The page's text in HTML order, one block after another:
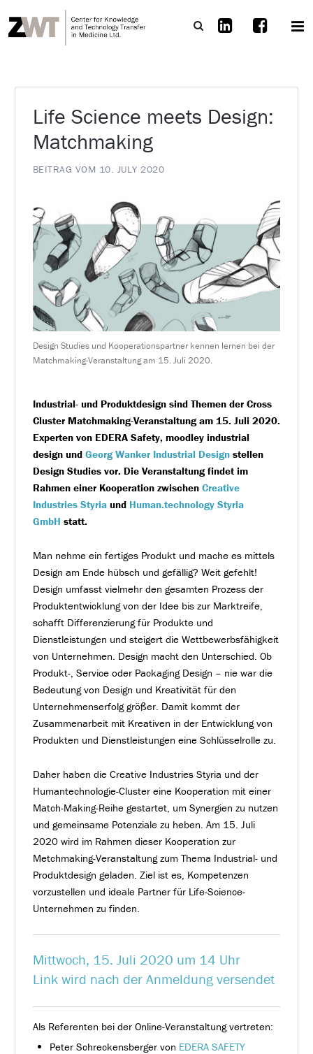
Life Science meets Design:
Matchmaking
BEITRAG VOM 10. JULY 2020
Design Studies und Kooperationspartner kennen lernen bei der
Matchmaking-Veranstaltung am 15. Juli 2020.
Industrial- und Produktdesign sind Themen der Cross
Cluster Matchmaking-Veranstaltung am 15. Juli 2020.
Experten von EDERA Safety, moodley industrial
design und Georg Wanker Industrial Designstellen
Design Studies vor. Die Veranstaltung findet im
Rahmen einer Kooperation zwischen Creative
Industries Styriaund Human.technology Styria
GmbH statt.
Man nehme ein fertiges Produkt und mache es mittels
Design am Ende hübsch und gefällig? Weit gefehlt!
Design umfasst vielmehr den gesamten Prozess der
Produktentwicklung von der Idee bis zur Marktreife,
schafft Differenzierung für Produkte und
Dienstleistungen und steigert die Wettbewerbsfähigkeit
von Unternehmen. Design macht den Unterschied. Ob
Produkt-, Service oder Packaging Design – nie war die
Bedeutung von Design und Kreativität für den
Unternehmenserfolg größer. Damit kommt der
Zusammenarbeit mit Kreativen in der Entwicklung von
Produkten und Dienstleistungen eine Schlüsselrolle zu.
Daher haben die Creative Industries Styria und der
Humantechnologie-Cluster eine Kooperation mit einer
Match-Making-Reihe gestartet, um Synergien zu nutzen
und gemeinsame Potenziale zu heben. Am 15. Juli
2020 wird im Rahmen dieser Kooperation zur
Metchmaking-Veranstaltung zum Thema Industrial- und
Produktdesign geladen. Ziel ist es, Kompetenzen
vorzustellen und ideale Partner für Life-Science-
Unternehmen zu finden.
Mittwoch, 15. Juli 2020 um 14 Uhr
Link wird nach der Anmeldung versendet
Als Referenten bei der Online-Veranstaltung vertreten:
Peter Schreckensberger von EDERA SAFETY